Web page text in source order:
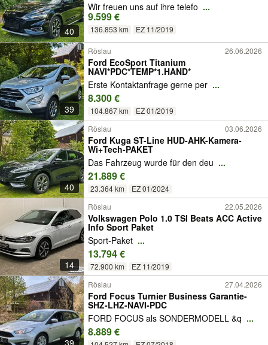
40
Wir freuen uns auf ihre telefo ...
9.599 €
136.853 km EZ 11/2019
39
Röslau 26.06.2026
Ford EcoSport Titanium
NAVI*PDC*TEMP*1.HAND*
Erste Kontaktanfrage gerne per ...
8.300 €
104.867 km EZ 01/2019
40
Röslau 03.06.2026
Ford Kuga ST-Line HUD-AHK-Kamera-
Wi+Tech-PAKET
Das Fahrzeug wurde für den deu ...
21.889 €
23.364 km EZ 01/2024
14
Röslau 22.05.2026
Volkswagen Polo 1.0 TSI Beats ACC Active
Info Sport Paket
Sport-Paket ...
13.794 €
72.900 km EZ 11/2019
39
Röslau 27.04.2026
Ford Focus Turnier Business Garantie-
SHZ-LHZ-NAVI-PDC
FORD FOCUS als SONDERMODELL &q ...
8.889 €